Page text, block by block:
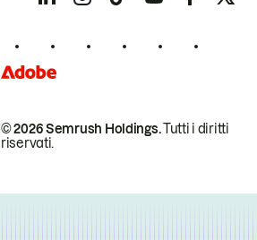
© 2026 Semrush Holdings.Tutti i diritti
riservati.